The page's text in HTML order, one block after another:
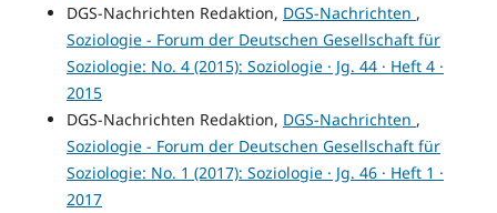
DGS-Nachrichten Redaktion, DGS-Nachrichten ,
Soziologie - Forum der Deutschen Gesellschaft für
Soziologie: No. 4 (2015): Soziologie · Jg. 44 · Heft 4 ·
2015
DGS-Nachrichten Redaktion, DGS-Nachrichten ,
Soziologie - Forum der Deutschen Gesellschaft für
Soziologie: No. 1 (2017): Soziologie · Jg. 46 · Heft 1 ·
2017